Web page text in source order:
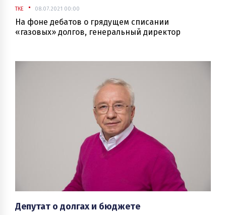
ТКЕ 08.07.2021 00:00
На фоне дебатов о грядущем списании
«газовых» долгов, генеральный директор
видении формирования и «списания»
его вероятных последствиях для всех
участников трансформирующегося рынка газа и
пока так и не созданных, но потенциально емких
и привлекательных рынков тепла и жилищно-
коммунальных услуг.
Депутат о долгах и бюджете